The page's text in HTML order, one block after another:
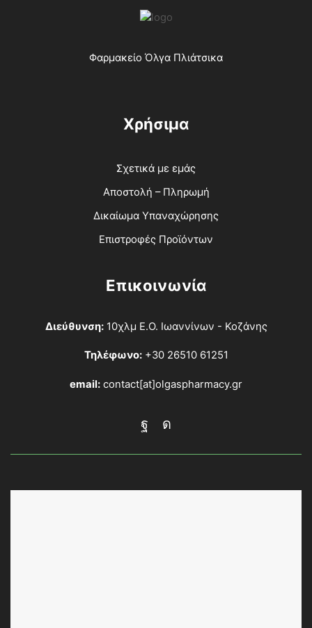
Φαρμακείο Όλγα Πλιάτσικα
Χρήσιμα
Σχετικά με εμάς
Αποστολή – Πληρωμή
Δικαίωμα Υπαναχώρησης
Επιστροφές Προϊόντων
Επικοινωνία
Διεύθυνση: 10χλμ Ε.Ο. Ιωαννίνων - Κοζάνης
Τηλέφωνο: +30 26510 61251
email: contact[at]olgaspharmacy.gr
Facebook
Instagram